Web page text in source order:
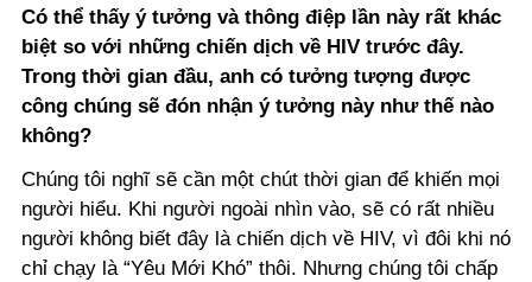
Có thể thấy ý tưởng và thông điệp lần này rất khác
biệt so với những chiến dịch về HIV trước đây.
Trong thời gian đầu, anh có tưởng tượng được
công chúng sẽ đón nhận ý tưởng này như thế nào
không?
Chúng tôi nghĩ sẽ cần một chút thời gian để khiến mọi
người hiểu. Khi người ngoài nhìn vào, sẽ có rất nhiều
người không biết đây là chiến dịch về HIV, vì đôi khi nó
chỉ chạy là “Yêu Mới Khó” thôi. Nhưng chúng tôi chấp